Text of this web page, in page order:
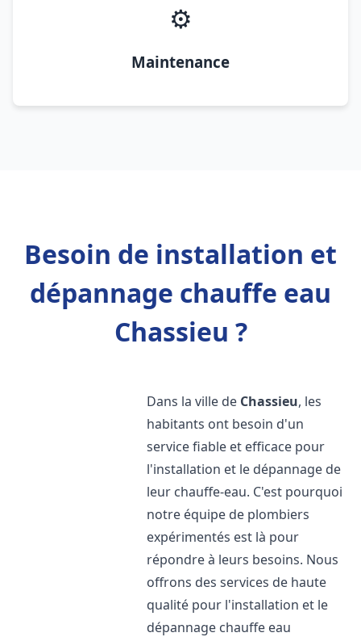
⚙️
Maintenance
Besoin de installation et
dépannage chauffe eau
Chassieu ?
Dans la ville de Chassieu, les
habitants ont besoin d'un
service fiable et efficace pour
l'installation et le dépannage de
leur chauffe-eau. C'est pourquoi
notre équipe de plombiers
expérimentés est là pour
répondre à leurs besoins. Nous
offrons des services de haute
qualité pour l'installation et le
dépannage chauffe eau